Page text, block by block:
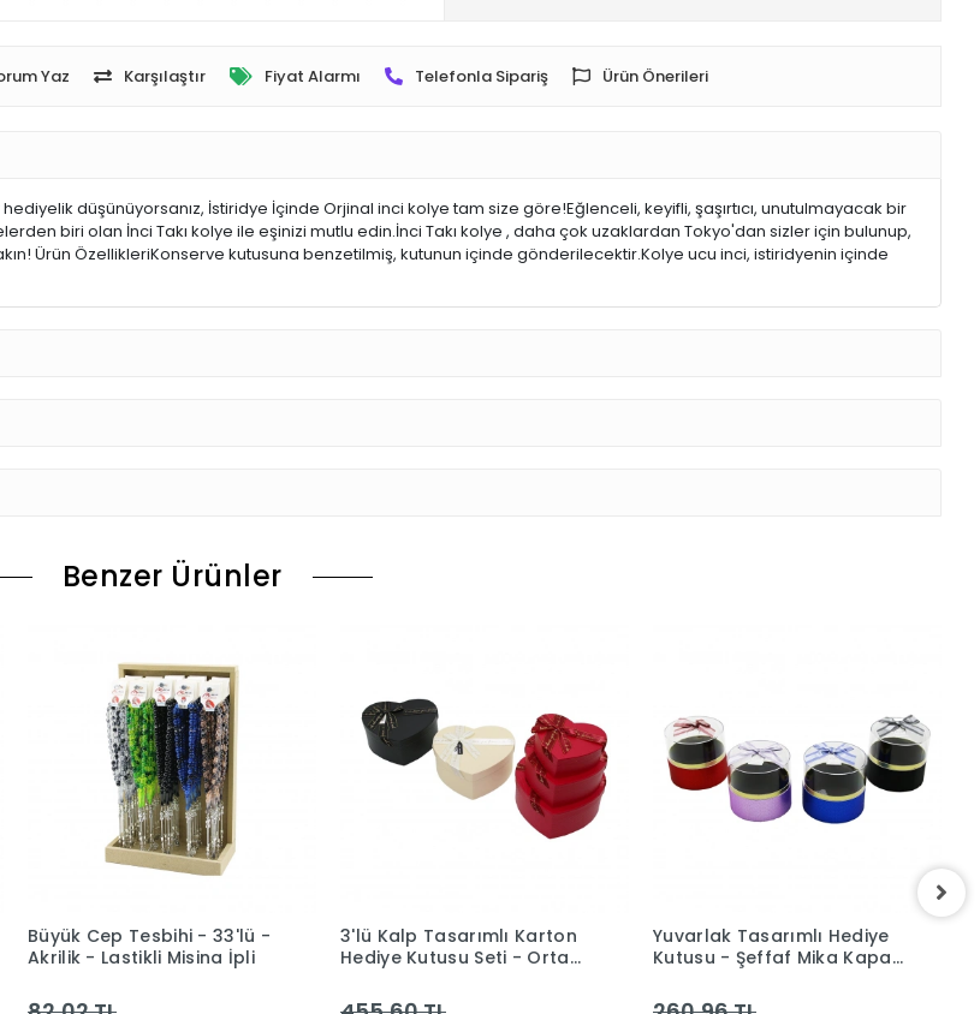
Yaz Karşılaştır Fiyat Alarmı Telefonla Sipariş Ürün Önerileri
bir hediyelik düşünüyorsanız, İstiridye İçinde Orjinal inci kolye tam size göre!Eğlenceli, keyifli, şaşırtıcı, unutulmayacak bir
biri olan İnci Takı kolye ile eşinizi mutlu edin.İnci Takı kolye , daha çok uzaklardan Tokyo'dan sizler için bulunup,
Ürün ÖzellikleriKonserve kutusuna benzetilmiş, kutunun içinde gönderilecektir.Kolye ucu inci, istiridyenin içinde
Benzer Ürünler
Büyük Cep Tesbihi - 33'lü -
Akrilik - Lastikli Misina İpli
3'lü Kalp Tasarımlı Karton
Hediye Kutusu Seti - Orta
Yuvarlak Tasarımlı Hediye
Kutusu - Şeffaf Mika Kapak